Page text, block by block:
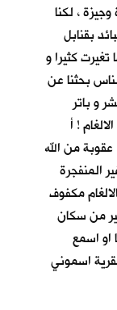
، لكنا
بقنابل
كثيرا و
بحثنا عن
و باتر
! أ
من الله
المنفجرة
مكفوف
من سكان
او اسمع
اسموني